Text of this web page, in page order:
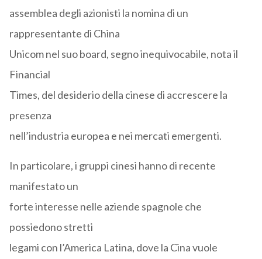
assemblea degli azionisti la nomina di un
rappresentante di China
Unicom nel suo board, segno inequivocabile, nota il
Financial
Times, del desiderio della cinese di accrescere la
presenza
nell’industria europea e nei mercati emergenti.
In particolare, i gruppi cinesi hanno di recente
manifestato un
forte interesse nelle aziende spagnole che
possiedono stretti
legami con l’America Latina, dove la Cina vuole